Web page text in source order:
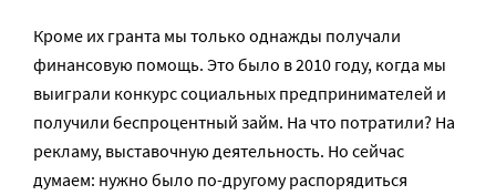
Кроме их гранта мы только однажды получали
финансовую помощь. Это было в 2010 году, когда мы
выиграли конкурс социальных предпринимателей и
получили беспроцентный займ. На что потратили? На
рекламу, выставочную деятельность. Но сейчас
думаем: нужно было по-другому распорядиться